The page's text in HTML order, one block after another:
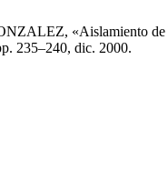
«Aislamiento de
235–240, dic. 2000.